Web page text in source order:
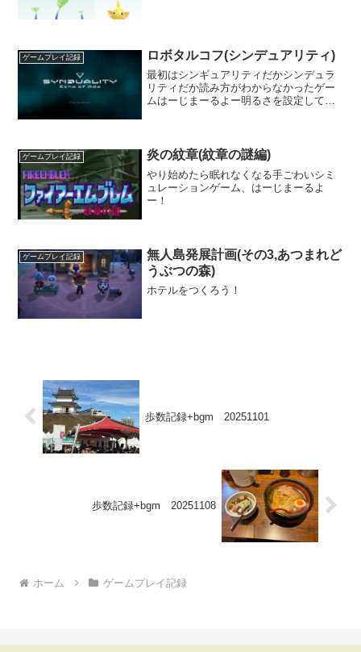
ゲームプレイ記録 ロボタルコフ(シンデュアリティ)
最初はシンギュアリティだかシンデュラ
リティだか読み方がわからなかったゲー
ムはーじまーるよー明るさを設定して、
ゲームプレイ記録 炎の紋章(紋章の謎編)
やり始めたら眠れなくなる手ごわいシミ
ュレーションゲーム、はーじまーるよ
ー！
ゲームプレイ記録
無人島発展計画(その3,あつまれど
うぶつの森)
ホテルをつくろう！
歩数記録+bgm 20251101
歩数記録+bgm 20251108
ホーム ゲームプレイ記録